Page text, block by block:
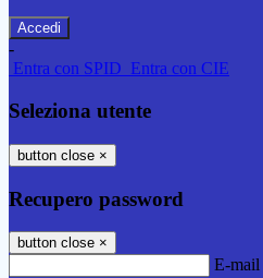
-
Entra con SPID Entra con CIE
Seleziona utente
button close ×
Recupero password
button close ×
E-mail